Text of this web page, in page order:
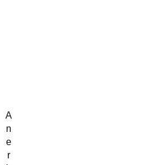
A
n
e
r